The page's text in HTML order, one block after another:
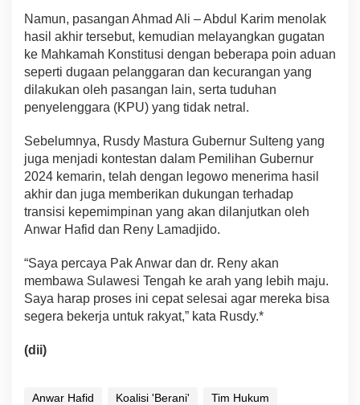
Namun, pasangan Ahmad Ali – Abdul Karim menolak
hasil akhir tersebut, kemudian melayangkan gugatan
ke Mahkamah Konstitusi dengan beberapa poin aduan
seperti dugaan pelanggaran dan kecurangan yang
dilakukan oleh pasangan lain, serta tuduhan
penyelenggara (KPU) yang tidak netral.
Sebelumnya, Rusdy Mastura Gubernur Sulteng yang
juga menjadi kontestan dalam Pemilihan Gubernur
2024 kemarin, telah dengan legowo menerima hasil
akhir dan juga memberikan dukungan terhadap
transisi kepemimpinan yang akan dilanjutkan oleh
Anwar Hafid dan Reny Lamadjido.
“Saya percaya Pak Anwar dan dr. Reny akan
membawa Sulawesi Tengah ke arah yang lebih maju.
Saya harap proses ini cepat selesai agar mereka bisa
segera bekerja untuk rakyat,” kata Rusdy.*
(dii)
Anwar Hafid Koalisi 'Berani' Tim Hukum